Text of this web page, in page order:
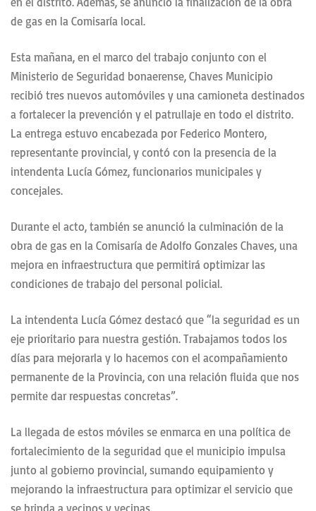
de gas en la Comisaría local.
Esta mañana, en el marco del trabajo conjunto con el
Ministerio de Seguridad bonaerense, Chaves Municipio
recibió tres nuevos automóviles y una camioneta destinados
a fortalecer la prevención y el patrullaje en todo el distrito.
La entrega estuvo encabezada por Federico Montero,
representante provincial, y contó con la presencia de la
intendenta Lucía Gómez, funcionarios municipales y
concejales.
Durante el acto, también se anunció la culminación de la
obra de gas en la Comisaría de Adolfo Gonzales Chaves, una
mejora en infraestructura que permitirá optimizar las
condiciones de trabajo del personal policial.
La intendenta Lucía Gómez destacó que “la seguridad es un
eje prioritario para nuestra gestión. Trabajamos todos los
días para mejorarla y lo hacemos con el acompañamiento
permanente de la Provincia, con una relación fluida que nos
permite dar respuestas concretas”.
La llegada de estos móviles se enmarca en una política de
fortalecimiento de la seguridad que el municipio impulsa
junto al gobierno provincial, sumando equipamiento y
mejorando la infraestructura para optimizar el servicio que